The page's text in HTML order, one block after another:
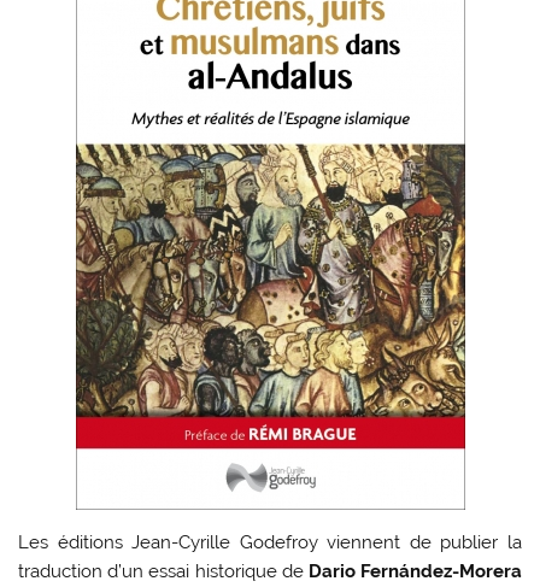
Les éditions Jean-Cyrille Godefroy viennent de publier la
traduction d’un essai historique de Dario Fernández-Morera